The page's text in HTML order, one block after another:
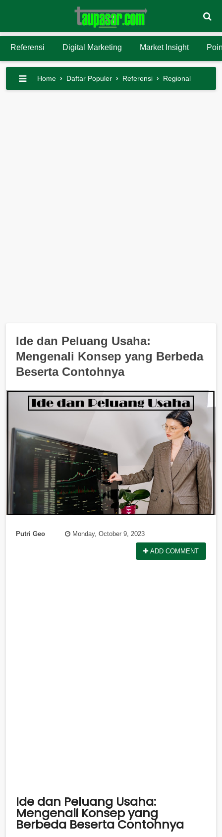
Referensi Digital Marketing Market Insight
Home › Daftar Populer › Referensi › Regional
Ide dan Peluang Usaha:
Mengenali Konsep yang Berbeda
Beserta Contohnya
Putri Geo Monday, October 9, 2023
ADD COMMENT
Ide dan Peluang Usaha:
Mengenali Konsep yang
Berbeda Beserta Contohnya